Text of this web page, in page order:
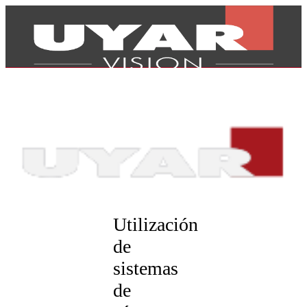
Utilización
de
sistemas
de